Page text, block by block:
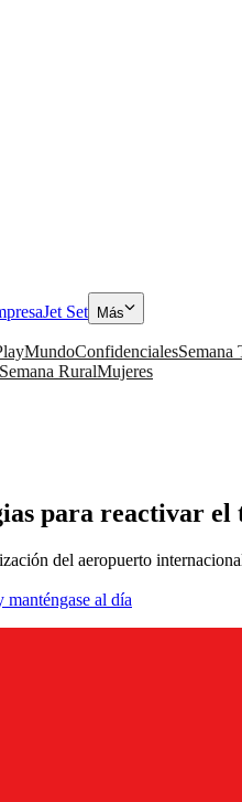
Jet Set Más
MundoConfidencialesSemana
Semana RuralMujeres
para reactivar
del aeropuerto
manténgase al día